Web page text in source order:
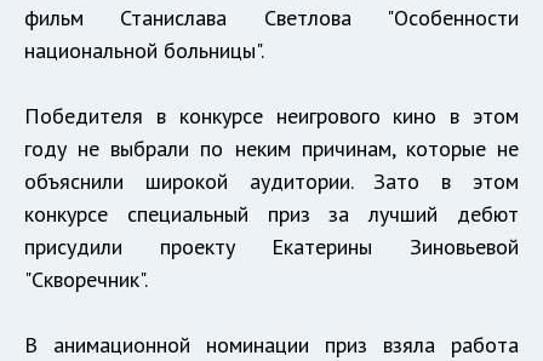
фильм Станислава Светлова "Особенности
национальной больницы".
Победителя в конкурсе неигрового кино в этом
году не выбрали по неким причинам, которые не
объяснили широкой аудитории. Зато в этом
конкурсе специальный приз за лучший дебют
присудили проекту Екатерины Зиновьевой
"Скворечник".
В анимационной номинации приз взяла работа